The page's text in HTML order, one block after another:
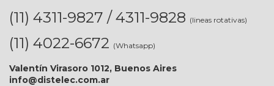
(11) 4311-9827 / 4311-9828 (lineas rotativas)
(11) 4022-6672 (Whatsapp)
Valentín Virasoro 1012, Buenos Aires
info@distelec.com.ar